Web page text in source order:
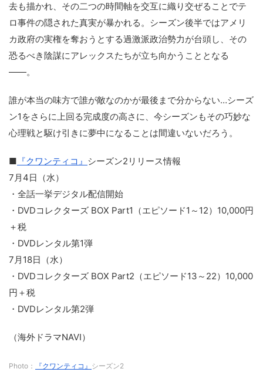
去も描かれ、その二つの時間軸を交互に織り交ぜることでテ
ロ事件の隠された真実が暴かれる。シーズン後半ではアメリ
カ政府の実権を奪おうとする過激派政治勢力が台頭し、その
恐るべき陰謀にアレックスたちが立ち向かうこととなる
――。
誰が本当の味方で誰が敵なのかが最後まで分からない…シーズ
ン1をさらに上回る完成度の高さに、今シーズンもその巧妙な
心理戦と駆け引きに夢中になることは間違いないだろう。
■ 『クワンティコ』 シーズン2リリース情報
7月4日（水）
・全話一挙デジタル配信開始
・DVDコレクターズ BOX Part1（エピソード1～12）10,000円
＋税
・DVDレンタル第1弾
7月18日（水）
・DVDコレクターズ BOX Part2（エピソード13～22）10,000
円＋税
・DVDレンタル第2弾
（海外ドラマNAVI）
Photo： 『クワンティコ』 シーズン2